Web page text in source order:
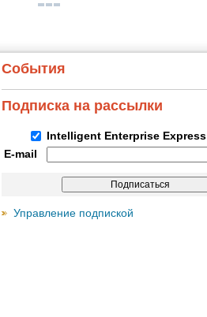
События
Подписка на рассылки
Intelligent Enterprise Express
E-mail
Управление подпиской